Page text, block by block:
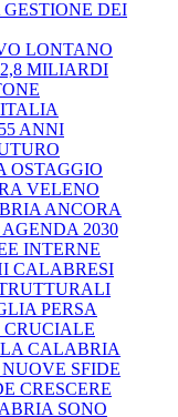
DEI
LONTANO
MILIARDI
ANNI
OSTAGGIO
VELENO
ANCORA
2030
INTERNE
CALABRESI
PERSA
CRUCIALE
CALABRIA
SFIDE
CRESCERE
SONO